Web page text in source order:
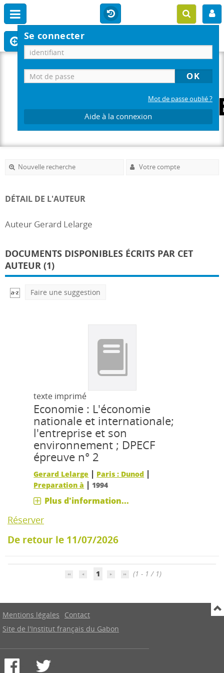
Se connecter
Mot de passe oublié ?
Aide à la connexion
Nouvelle recherche Votre compte
DÉTAIL DE L'AUTEUR
Auteur Gerard Lelarge
DOCUMENTS DISPONIBLES ÉCRITS PAR CET
AUTEUR (1)
Faire une suggestion
texte imprimé
Economie : L'économie
nationale et internationale;
l'entreprise et son
environnement ; DPECF
épreuve n° 2
Gerard Lelarge | Paris : Dunod |
Preparation à | 1994
Plus d'information...
Réserver
De retour le 11/07/2026
1 (1 - 1 / 1)
Mentions légales
Contact
Site de l'Institut français du Gabon